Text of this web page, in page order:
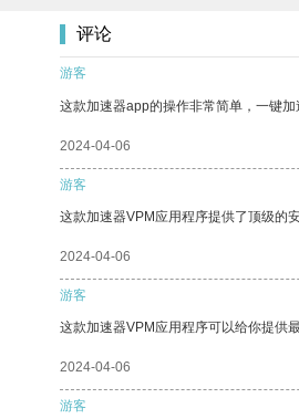
评论
游客
这款加速器app的操作非常简单，一键加
2024-04-06
游客
这款加速器VPM应用程序提供了顶级的
2024-04-06
游客
这款加速器VPM应用程序可以给你提供
2024-04-06
游客